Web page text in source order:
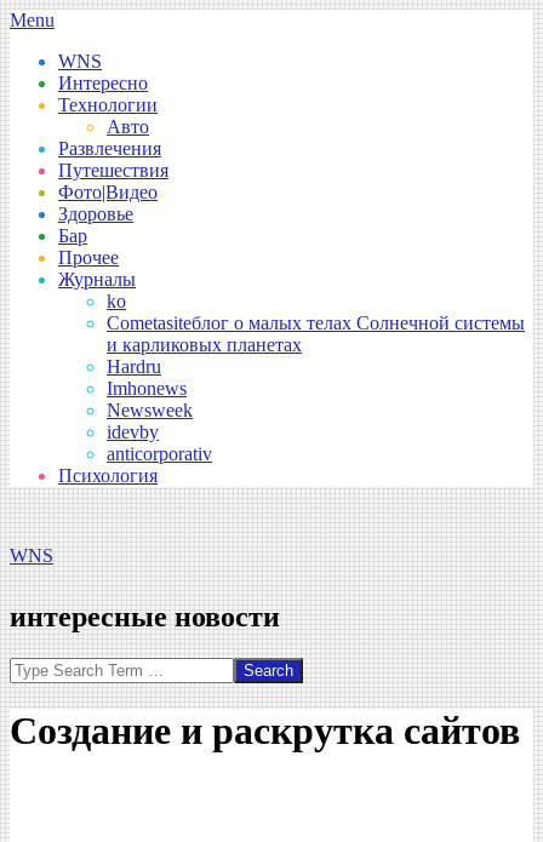
Skip
to
content
Secondary
Navigation
Menu
Menu
WNS
Интересно
Технологии
Авто
Развлечения
Путешествия
Фото|Видео
Здоровье
Бар
Прочее
Журналы
ko
Cometasiteблог о малых телах Солнечной системы
и карликовых планетах
Hardru
Imhonews
Newsweek
idevby
anticorporativ
Психология
WNS
интересные новости
Search
Создание и раскрутка сайтов